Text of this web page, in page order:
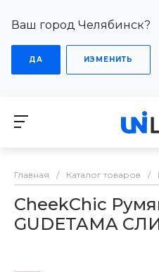
Ваш город Челябинск?
ДА ИЗМЕНИТЬ
Главная / Каталог товаров /
CheekChic
GUDETAMA